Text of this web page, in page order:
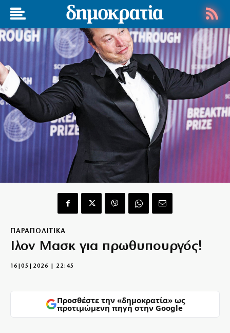
ΠΑΡΑΠΟΛΙΤΙΚΑ
Ιλον Μασκ για πρωθυπουργός!
16|05|2026 | 22:45
Προσθέστε την «δημοκρατία» ως
προτιμώμενη πηγή στην Google